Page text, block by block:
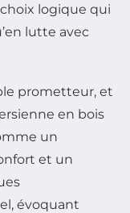
logique qui
lutte avec
prometteur, et
en bois
un
et un
évoquant